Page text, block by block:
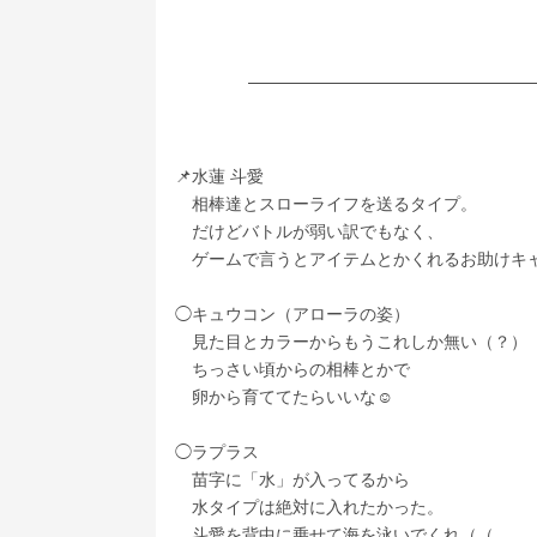
📌水蓮 斗愛
相棒達とスローライフを送るタイプ。
だけどバトルが弱い訳でもなく、
ゲームで言うとアイテムとかくれるお助けキ
◯キュウコン（アローラの姿）
見た目とカラーからもうこれしか無い（？）
ちっさい頃からの相棒とかで
卵から育ててたらいいな☺️
◯ラプラス
苗字に「水」が入ってるから
水タイプは絶対に入れたかった。